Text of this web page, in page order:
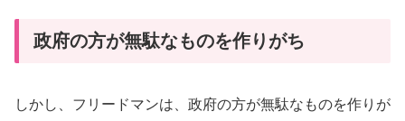
政府の方が無駄なものを作りがち
しかし、フリードマンは、政府の方が無駄なものを作りが